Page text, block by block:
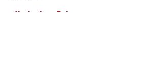
< Vorheriger Beitrag